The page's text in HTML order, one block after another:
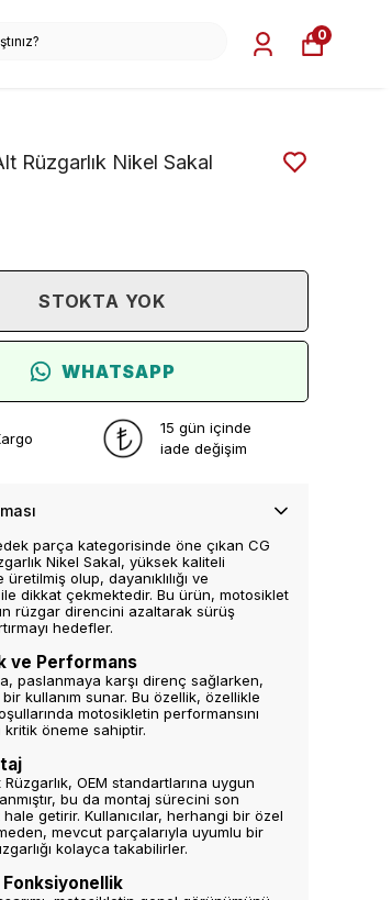
0
Rüzgarlık Nikel Sakal
STOKTA YOK
WHATSAPP
15 gün içinde
iade değişim
parça kategorisinde öne çıkan CG
Nikel Sakal, yüksek kaliteli
olup, dayanıklılığı ve
dikkat çekmektedir. Bu ürün, motosiklet
rüzgar direncini azaltarak sürüş
hedefler.
ve Performans
paslanmaya karşı direnç sağlarken,
kullanım sunar. Bu özellik, özellikle
motosikletin performansını
öneme sahiptir.
OEM standartlarına uygun
bu da montaj sürecini son
getirir. Kullanıcılar, herhangi bir özel
mevcut parçalarıyla uyumlu bir
kolayca takabilirler.